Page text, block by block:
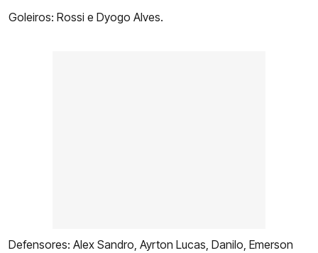
Goleiros: Rossi e Dyogo Alves.
Defensores: Alex Sandro, Ayrton Lucas, Danilo, Emerson